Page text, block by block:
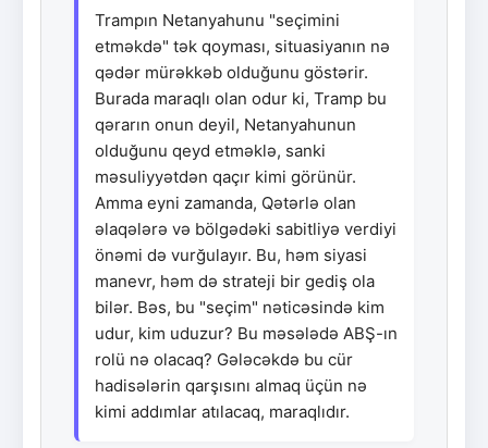
Trampın Netanyahunu "seçimini
etməkdə" tək qoyması, situasiyanın nə
qədər mürəkkəb olduğunu göstərir.
Burada maraqlı olan odur ki, Tramp bu
qərarın onun deyil, Netanyahunun
olduğunu qeyd etməklə, sanki
məsuliyyətdən qaçır kimi görünür.
Amma eyni zamanda, Qətərlə olan
əlaqələrə və bölgədəki sabitliyə verdiyi
önəmi də vurğulayır. Bu, həm siyasi
manevr, həm də strateji bir gediş ola
bilər. Bəs, bu "seçim" nəticəsində kim
udur, kim uduzur? Bu məsələdə ABŞ-ın
rolü nə olacaq? Gələcəkdə bu cür
hadisələrin qarşısını almaq üçün nə
kimi addımlar atılacaq, maraqlıdır.